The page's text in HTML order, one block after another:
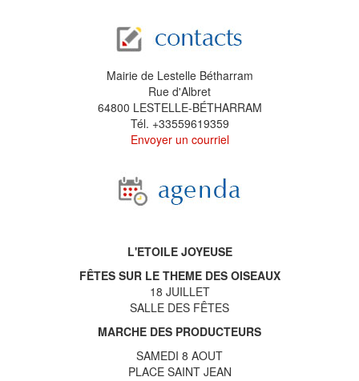
Mairie de Lestelle Bétharram
Rue d'Albret
64800 LESTELLE-BÉTHARRAM
Tél. +33559619359
Envoyer un courriel
L'ETOILE JOYEUSE
FÊTES SUR LE THEME DES OISEAUX
18 JUILLET
SALLE DES FÊTES
MARCHE DES PRODUCTEURS
SAMEDI 8 AOUT
PLACE SAINT JEAN